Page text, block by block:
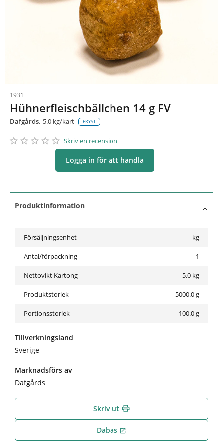
1931
Hühnerfleischbällchen 14 g FV
Dafgårds 5.0 kg/kart FRYST
star_border star_border star_border star_border star_border
star star star star star Skriv en recension
Logga in för att handla
Produktinformation
Försäljningsenhet kg
Antal/förpackning 1
Nettovikt Kartong 5.0 kg
Produktstorlek 5000.0 g
Portionsstorlek 100.0 g
Tillverkningsland
Sverige
Marknadsförs av
Dafgårds
Skriv ut print
Dabas open_in_new